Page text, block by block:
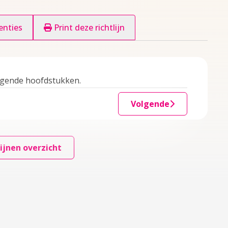
Print deze richtlijn
hoofdstukken.
Volgende
overzicht